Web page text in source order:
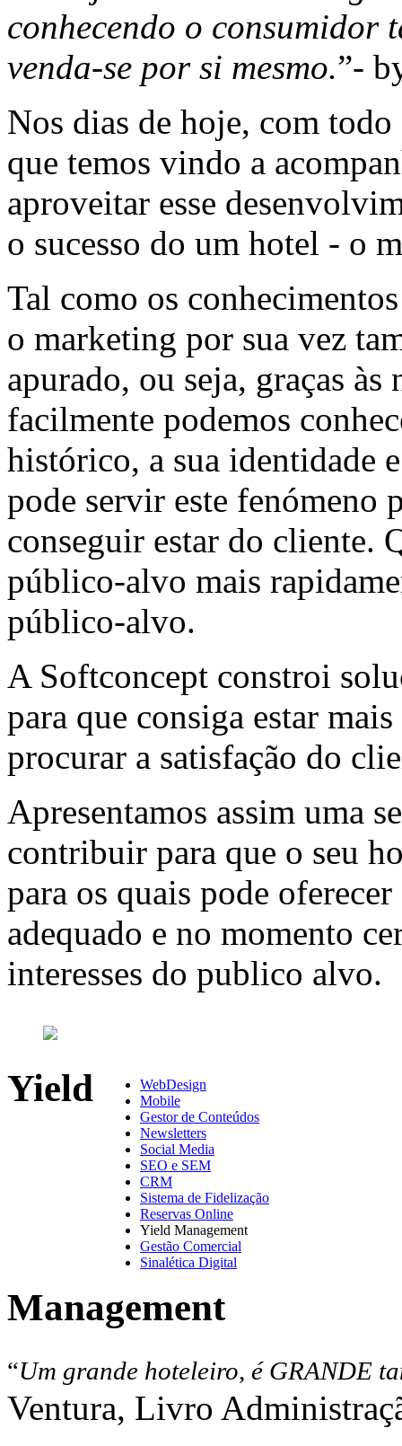
conhecendo o consumidor
venda-se por si mesmo.”-
Nos dias de hoje, com
que temos vindo a
aproveitar esse
o sucesso do um hotel - o
Tal como os
o marketing por sua vez
apurado, ou seja, graças
facilmente podemos
histórico, a sua identidade
pode servir este fenómeno
conseguir estar do cliente.
público-alvo mais
público-alvo.
A Softconcept constroi
para que consiga estar
procurar a satisfação do
Apresentamos assim uma
contribuir para que o seu
para os quais pode
adequado e no momento
interesses do publico alvo.
WebDesign
Mobile
Gestor de Conteúdos
Newsletters
Social Media
SEO e SEM
CRM
Sistema de Fidelização
Reservas Online
Yield Management
Gestão Comercial
Sinalética Digital
Yield
Management
“Um grande hoteleiro, é GRANDE
Ventura, Livro